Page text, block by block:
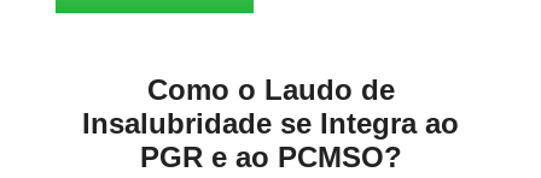
Como o Laudo de
Insalubridade se Integra ao
PGR e ao PCMSO?